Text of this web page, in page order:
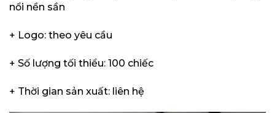
nổi nền sần
+ Logo: theo yêu cầu
+ Số lượng tối thiểu: 100 chiếc
+ Thời gian sản xuất: liên hệ